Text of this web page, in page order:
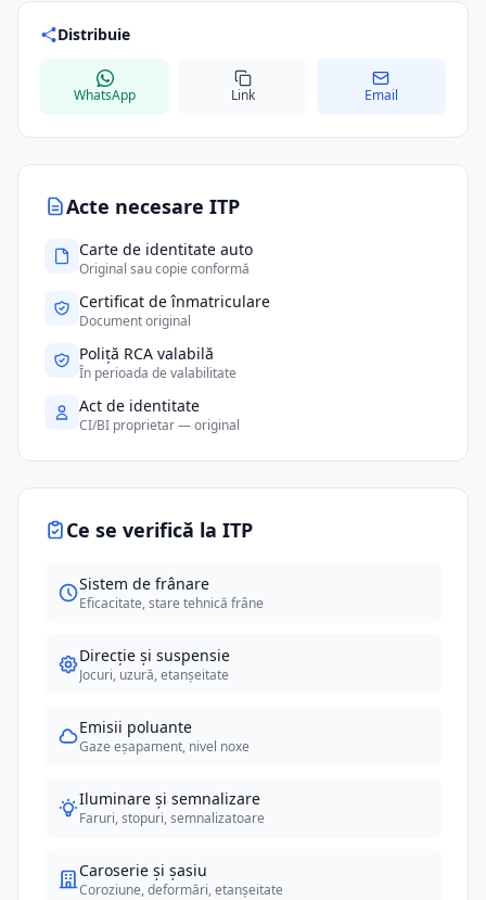
Acte necesare ITP
Carte de identitate auto
Original sau copie conformă
Certificat de înmatriculare
Document original
Poliță RCA valabilă
În perioada de valabilitate
Act de identitate
CI/BI proprietar — original
Ce se verifică la ITP
Sistem de frânare
Eficacitate, stare tehnică frâne
Direcție și suspensie
Jocuri, uzură, etanșeitate
Emisii poluante
Gaze eșapament, nivel noxe
Iluminare și semnalizare
Faruri, stopuri, semnalizatoare
Caroserie și șasiu
Coroziune, deformări, etanșeitate
Distribuie
WhatsApp Link Email